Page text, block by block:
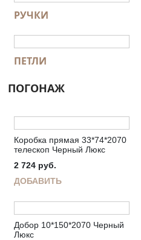
РУЧКИ
ПЕТЛИ
ПОГОНАЖ
Коробка прямая 33*74*2070
телескоп Черный Люкс
2 724 руб.
ДОБАВИТЬ
Добор 10*150*2070 Черный
Люкс